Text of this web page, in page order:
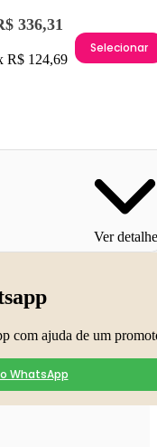
336,31
R$ 124,69
Selecionar
Ver
com ajuda de um
WhatsApp